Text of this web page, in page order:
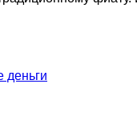
деньги